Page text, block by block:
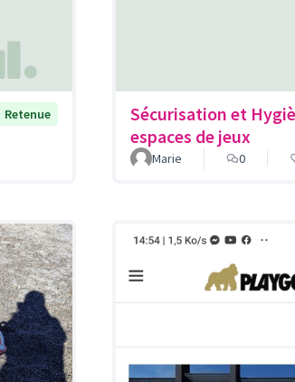
Retenue
Sécurisation et
espaces de jeux
Marie 0